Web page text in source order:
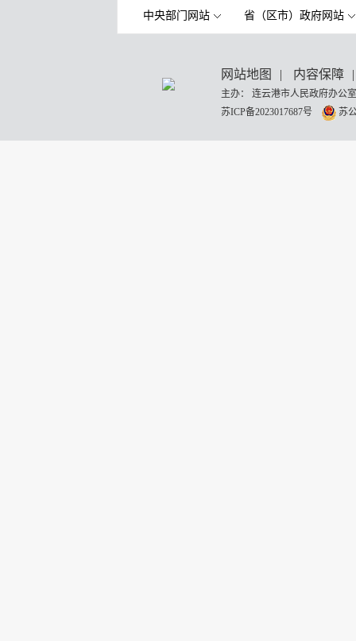
中央部门网站 省（区市）政府网站
网站地图 | 内容保障 |
主办： 连云港市人民政府办
苏ICP备2023017687号
苏